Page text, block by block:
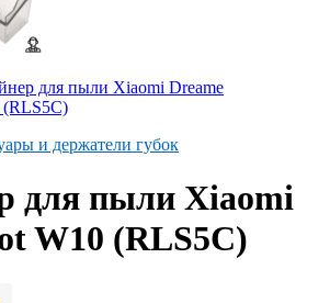
и держатели губок
для пыли Xiaomi
W10 (RLS5C)